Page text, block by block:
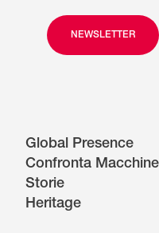
NEWSLETTER
Global Presence
Confronta Macchine
Storie
Heritage